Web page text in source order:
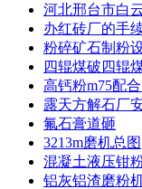
河北邢台市白
办红砖厂的手
粉碎矿石制粉
四辊煤破四辊
高钙粉m75配
露天方解石厂
氟石膏道砸
3213m磨机总图
混凝土液压钳
铝灰铝渣磨粉